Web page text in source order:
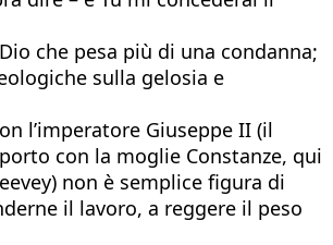
che pesa più di una condanna;
sulla gelosia e
l’imperatore Giuseppe II (il
con la moglie Constanze, qui
non è semplice figura di
il lavoro, a reggere il peso